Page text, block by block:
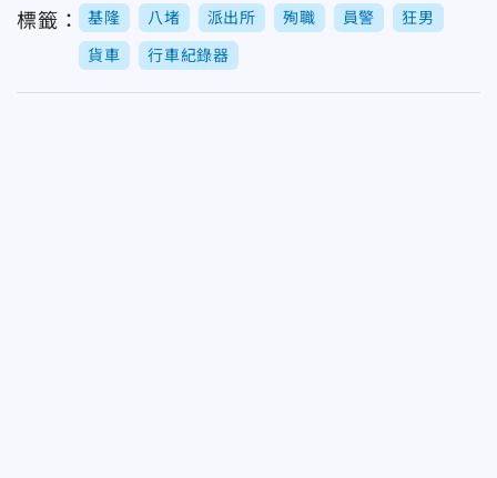
標籤： 基隆 八堵 派出所 殉職 員警 狂男
貨車 行車紀錄器